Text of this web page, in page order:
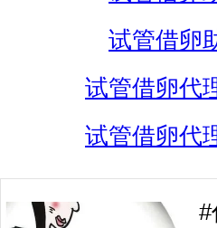
试管借卵
试管借卵代
试管借卵代
#